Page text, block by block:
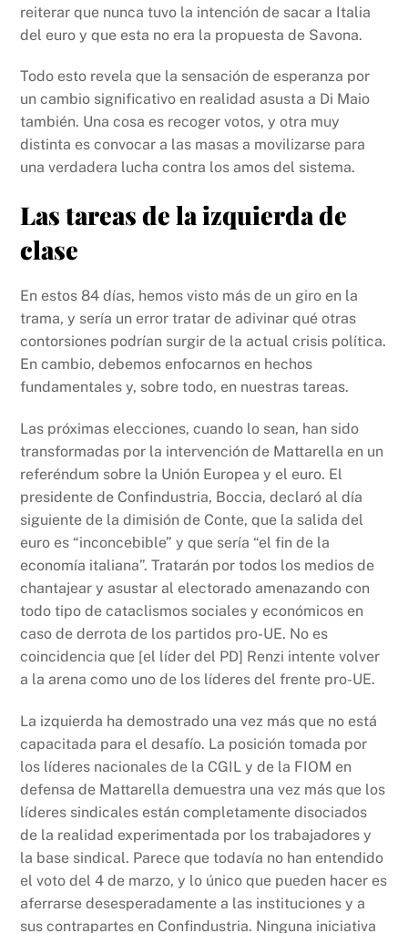
reiterar que nunca tuvo la intención de sacar a Italia
del euro y que esta no era la propuesta de Savona.
Todo esto revela que la sensación de esperanza por
un cambio significativo en realidad asusta a Di Maio
también. Una cosa es recoger votos, y otra muy
distinta es convocar a las masas a movilizarse para
una verdadera lucha contra los amos del sistema.
Las tareas de la izquierda de
clase
En estos 84 días, hemos visto más de un giro en la
trama, y sería un error tratar de adivinar qué otras
contorsiones podrían surgir de la actual crisis política.
En cambio, debemos enfocarnos en hechos
fundamentales y, sobre todo, en nuestras tareas.
Las próximas elecciones, cuando lo sean, han sido
transformadas por la intervención de Mattarella en un
referéndum sobre la Unión Europea y el euro. El
presidente de Confindustria, Boccia, declaró al día
siguiente de la dimisión de Conte, que la salida del
euro es “inconcebible” y que sería “el fin de la
economía italiana”. Tratarán por todos los medios de
chantajear y asustar al electorado amenazando con
todo tipo de cataclismos sociales y económicos en
caso de derrota de los partidos pro-UE. No es
coincidencia que [el líder del PD] Renzi intente volver
a la arena como uno de los líderes del frente pro-UE.
La izquierda ha demostrado una vez más que no está
capacitada para el desafío. La posición tomada por
los líderes nacionales de la CGIL y de la FIOM en
defensa de Mattarella demuestra una vez más que los
líderes sindicales están completamente disociados
de la realidad experimentada por los trabajadores y
la base sindical. Parece que todavía no han entendido
el voto del 4 de marzo, y lo único que pueden hacer es
aferrarse desesperadamente a las instituciones y a
sus contrapartes en Confindustria. Ninguna iniciativa